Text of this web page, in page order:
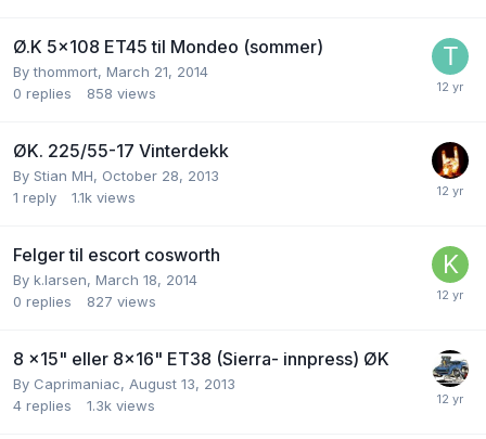
Ø.K 5x108 ET45 til Mondeo (sommer)
Bythommort, March 21, 2014
0 replies 858 views
ØK. 225/55-17 Vinterdekk
By Stian MH, October 28, 2013
1 reply 1.1k views
Felger til escort cosworth
By k.larsen, March 18, 2014
0 replies 827 views
8 x15" eller 8x16" ET38 (Sierra- innpress) ØK
By Caprimaniac, August 13, 2013
4 replies 1.3k views